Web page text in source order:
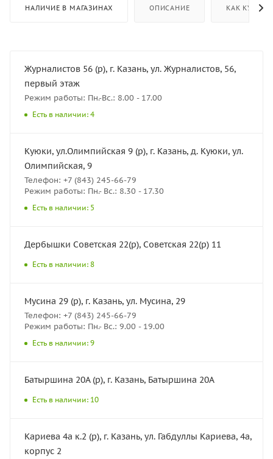
НАЛИЧИЕ В МАГАЗИНАХ ОПИСАНИЕ КАК КУПИТЬ
Журналистов 56 (р), г. Казань, ул. Журналистов, 56,
первый этаж
Режим работы: Пн.-Вс.: 8.00 - 17.00
Есть в наличии: 4
Куюки, ул.Олимпийская 9 (р), г. Казань, д. Куюки, ул.
Олимпийская, 9
Телефон: +7 (843) 245-66-79
Режим работы: Пн.- Вс.: 8.30 - 17.30
Есть в наличии: 5
Дербышки Советская 22(р), Советская 22(р) 11
Есть в наличии: 8
Мусина 29 (р), г. Казань, ул. Мусина, 29
Телефон: +7 (843) 245-66-79
Режим работы: Пн.- Вс.: 9.00 - 19.00
Есть в наличии: 9
Батыршина 20А (р), г. Казань, Батыршина 20А
Есть в наличии: 10
Кариева 4а к.2 (р), г. Казань, ул. Габдуллы Кариева, 4а,
корпус 2